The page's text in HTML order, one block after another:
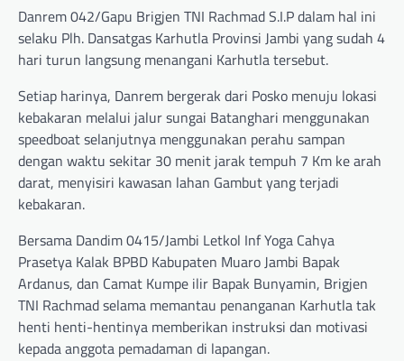
Danrem 042/Gapu Brigjen TNI Rachmad S.I.P dalam hal ini
selaku Plh. Dansatgas Karhutla Provinsi Jambi yang sudah 4
hari turun langsung menangani Karhutla tersebut.
Setiap harinya, Danrem bergerak dari Posko menuju lokasi
kebakaran melalui jalur sungai Batanghari menggunakan
speedboat selanjutnya menggunakan perahu sampan
dengan waktu sekitar 30 menit jarak tempuh 7 Km ke arah
darat, menyisiri kawasan lahan Gambut yang terjadi
kebakaran.
Bersama Dandim 0415/Jambi Letkol Inf Yoga Cahya
Prasetya Kalak BPBD Kabupaten Muaro Jambi Bapak
Ardanus, dan Camat Kumpe ilir Bapak Bunyamin, Brigjen
TNI Rachmad selama memantau penanganan Karhutla tak
henti henti-hentinya memberikan instruksi dan motivasi
kepada anggota pemadaman di lapangan.